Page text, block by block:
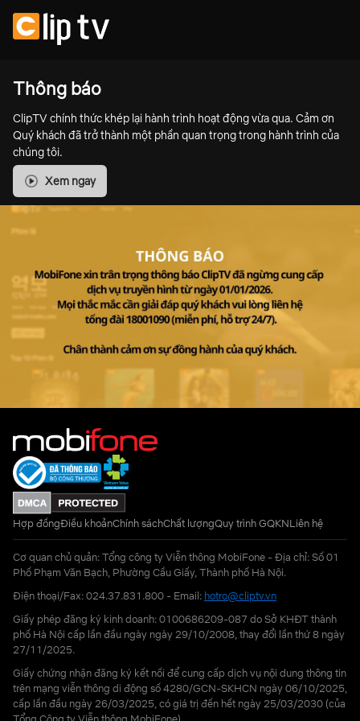
Thông báo
ClipTV chính thức khép lại hành trình hoạt động vừa qua. Cảm ơn
Quý khách đã trở thành một phần quan trọng trong hành trình của
chúng tôi.
Xem ngay
Hợp đồngĐiều khoảnChính sáchChất lượngQuy trình GQKNLiên hệ
Cơ quan chủ quản: Tổng công ty Viễn thông MobiFone - Địa chỉ: Số 01
Phố Phạm Văn Bạch, Phường Cầu Giấy, Thành phố Hà Nội.
Điện thoại/Fax: 024.37.831.800 - Email: hotro@cliptv.vn
Giấy phép đăng ký kinh doanh: 0100686209-087 do Sở KHĐT thành
phố Hà Nội cấp lần đầu ngày ngày 29/10/2008, thay đổi lần thứ 8 ngày
27/11/2025.
Giấy chứng nhận đăng ký kết nối để cung cấp dịch vụ nội dung thông tin
trên mạng viễn thông di động số 4280/GCN-SKHCN ngày 06/10/2025,
cấp lần đầu ngày 26/03/2025, có giá trị đến hết ngày 25/03/2030 (của